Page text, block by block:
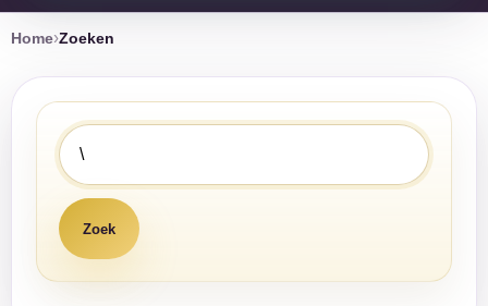
Home Zoeken